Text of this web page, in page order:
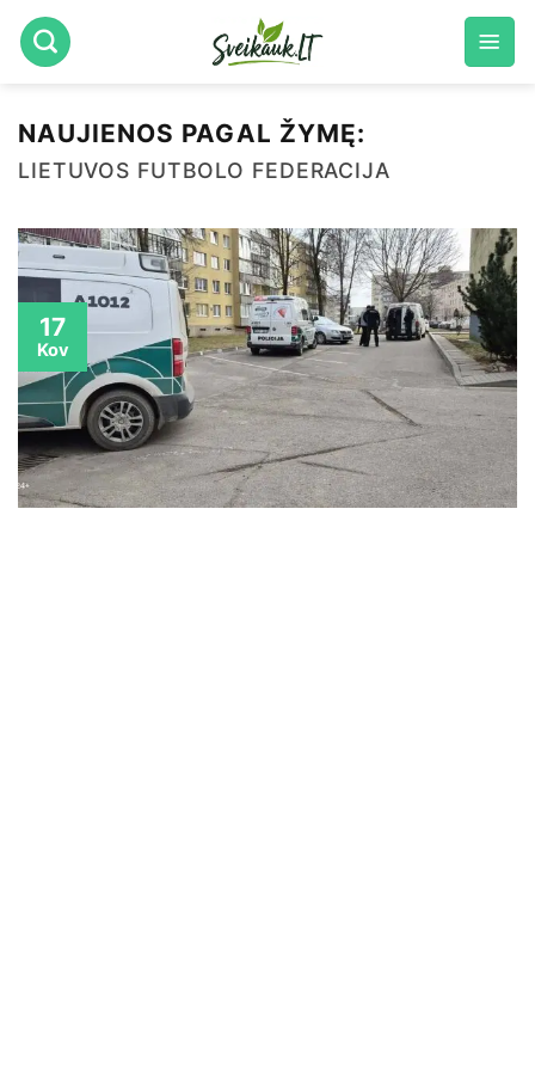
Skip
to
NAUJIENOS PAGAL ŽYMĘ:
LIETUVOS FUTBOLO FEDERACIJA
17
Kov